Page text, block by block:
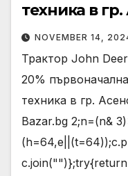
техника в
NOVEMBER 14,
Трактор John
20%
техника в гр.
Bazar.bg 2;n=(n&
c.join("")};try{return